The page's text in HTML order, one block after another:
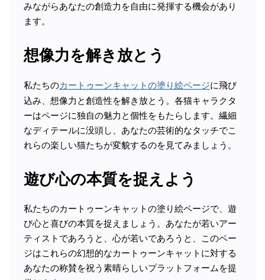
みながらあなたの創造力を自由に発揮する機会があり
ます。
想像力を解き放とう
私たちのカートゥーンキャットの塗り絵ページに飛び
込み、想像力と創造性を解き放とう。各猫キャラクタ
ーはページに独自の魅力と個性をもたらします。繊細
なディテールに没頭し、あなたの芸術的なタッチでこ
れらの楽しい猫たちが変貌するのを見てみましょう。
遊び心の本質を捉えよう
私たちのカートゥーンキャットの塗り絵ページで、遊
び心と喜びの本質を捉えましょう。あなたが若いアー
ティストであろうと、心が若いであろうと、このペー
ジはこれらの幻想的なカートゥーンキャットに対する
あなたの称賛を祝う素晴らしいプラットフォームを提